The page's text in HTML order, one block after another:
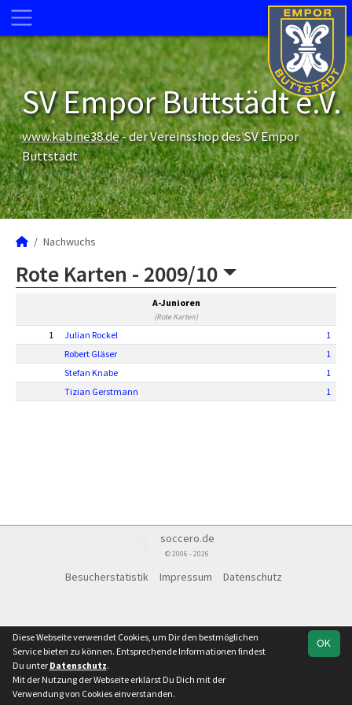
SV Empor Buttstädt e.V.
www.kabine38.de- der Vereinsshop des SV Empor
Buttstädt
Nachwuchs
Rote Karten - 2009/10
A-Junioren
(Rote Karten)
1 Julian Rockel
1
Robert Gläser
1
Stefan Knabe
1
Tizian Gerstmann
1
soccero.de
© 2006 - 2026
Besucherstatistik Impressum Datenschutz
OK
Diese Webseite verwendet Cookies, um Dir den bestmöglichen
Service bieten zu können. Entsprechende Informationen findest
Du unter Datenschutz.
Mit der Nutzung der Webseite erklärst Du Dich mit der
Verwendung von Cookies einverstanden.